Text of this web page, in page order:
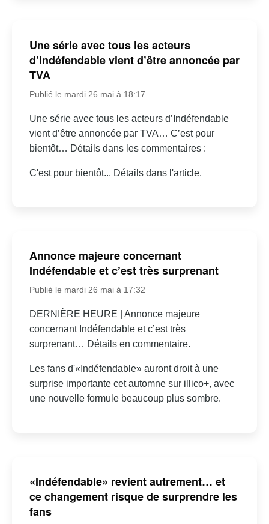
Une série avec tous les acteurs
d’Indéfendable vient d’être annoncée par
TVA
Publié le mardi 26 mai à 18:17
Une série avec tous les acteurs d’Indéfendable
vient d’être annoncée par TVA… C’est pour
bientôt… Détails dans les commentaires :
C'est pour bientôt... Détails dans l'article.
Annonce majeure concernant
Indéfendable et c’est très surprenant
Publié le mardi 26 mai à 17:32
DERNIÈRE HEURE | Annonce majeure
concernant Indéfendable et c’est très
surprenant… Détails en commentaire.
Les fans d'«Indéfendable» auront droit à une
surprise importante cet automne sur illico+, avec
une nouvelle formule beaucoup plus sombre.
«Indéfendable» revient autrement… et
ce changement risque de surprendre les
fans